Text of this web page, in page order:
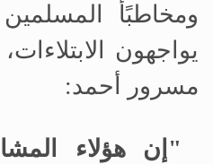
ومخاطبًأ
يواجهون
مسرور أحمد:
" إن هؤلاء